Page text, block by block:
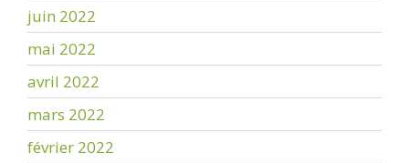
juin 2022
mai 2022
avril 2022
mars 2022
février 2022